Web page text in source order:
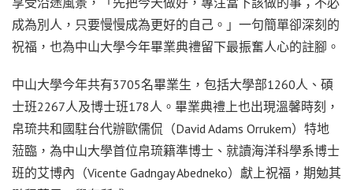
成為別人，只要慢慢成為更好的自己。」一句簡單卻深刻的
祝福，也為中山大學今年畢業典禮留下最振奮人心的註腳。
中山大學今年共有3705名畢業生，包括大學部1260人、碩
士班2267人及博士班178人。畢業典禮上也出現溫馨時刻，
帛琉共和國駐台代辦歐儒侃（David Adams Orrukem）特地
蒞臨，為中山大學首位帛琉籍準博士、就讀海洋科學系博士
班的艾博內（Vicente Gadngay Abedneko）獻上祝福，期勉其